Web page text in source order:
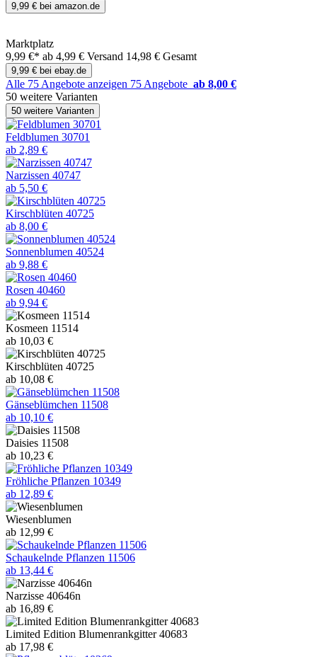
9,99 € bei amazon.de
Marktplatz
9,99 €* ab 4,99 € Versand 14,98 € Gesamt
9,99 € bei ebay.de
Alle 75 Angebote anzeigen 75 Angebote ab 8,00 €
50 weitere Varianten
50 weitere Varianten
Feldblumen 30701
ab 2,89 €
Narzissen 40747
ab 5,50 €
Kirschblüten 40725
ab 8,00 €
Sonnenblumen 40524
ab 9,88 €
Rosen 40460
ab 9,94 €
Kosmeen 11514
ab 10,03 €
Kirschblüten 40725
ab 10,08 €
Gänseblümchen 11508
ab 10,10 €
Daisies 11508
ab 10,23 €
Fröhliche Pflanzen 10349
ab 12,89 €
Wiesenblumen
ab 12,99 €
Schaukelnde Pflanzen 11506
ab 13,44 €
Narzisse 40646n
ab 16,89 €
Limited Edition Blumenrankgitter 40683
ab 17,98 €